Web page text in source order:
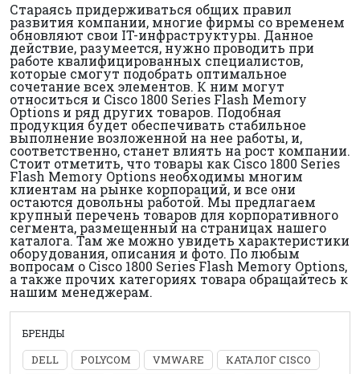
Стараясь придерживаться общих правил
развития компании, многие фирмы со временем
обновляют свои IT-инфраструктуры. Данное
действие, разумеется, нужно проводить при
работе квалифицированных специалистов,
которые смогут подобрать оптимальное
сочетание всех элементов. К ним могут
относиться и Cisco 1800 Series Flash Memory
Options и ряд других товаров. Подобная
продукция будет обеспечивать стабильное
выполнение возложенной на нее работы, и,
соответственно, станет влиять на рост компании.
Стоит отметить, что товары как Cisco 1800 Series
Flash Memory Options необходимы многим
клиентам на рынке корпораций, и все они
остаются довольны работой. Мы предлагаем
крупный перечень товаров для корпоративного
сегмента, размещенный на страницах нашего
каталога. Там же можно увидеть характеристики
оборудования, описания и фото. По любым
вопросам о Cisco 1800 Series Flash Memory Options,
а также прочих категориях товара обращайтесь к
нашим менеджерам.
БРЕНДЫ
DELL POLYCOM VMWARE
КАТАЛОГ CISCO